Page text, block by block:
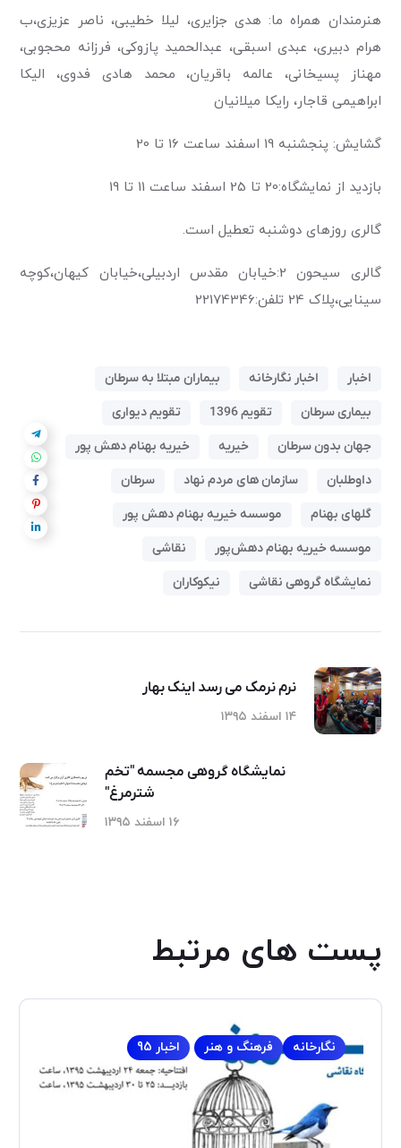
هنرمندان همراه ما: هدی جزایری، لیلا خطیبی، ناصر عزیزی،ب
هرام دبیری، عبدی اسبقی، عبدالحمید پازوکی، فرزانه محجوبی،
مهناز پسیخانی، عالمه باقریان، محمد هادی فدوی، الیکا
ابراهیمی قاجار، رایکا میلانیان
گشایش: پنجشنبه 19 اسفند ساعت 16 تا 20
بازدید از نمایشگاه:20 تا 25 اسفند ساعت 11 تا 19
گالری روزهای دوشنبه تعطیل است.
گالری سیحون 2:خیابان مقدس اردبیلی،خیابان کیهان،کوچه
سینایی،پلاک 24 تلفن:22174346
اخبار اخبار نگارخانه
بیماران مبتلا به سرطان
بیماری سرطان
تقویم 1396
تقویم دیواری
جهان بدون سرطان
خیریه
خیریه بهنام دهش پور
داوطلبان
سازمان های مردم نهاد
سرطان
گلهای بهنام
موسسه خیریه بهنام دهش پور
موسسه خیریه بهنام دهش‌پور
نقاشی
نمایشگاه گروهی نقاشی
نیکوکاران
نرم نرمک می رسد اینک بهار
۱۴ اسفند ۱۳۹۵
نمایشگاه گروهی مجسمه "تخم
شترمرغ"
۱۶ اسفند ۱۳۹۵
پست های مرتبط
اخبار 95 فرهنگ و هنر نگارخانه